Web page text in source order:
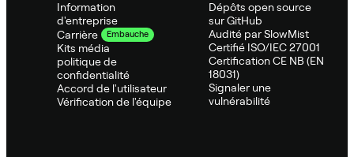
Information
d'entreprise
Carrière
Embauche
Kits média
politique de
confidentialité
Accord de l'utilisateur
Vérification de l'équipe
Dépôts open source
sur GitHub
Audité par SlowMist
Certifié ISO/IEC 27001
Certification CE NB (EN
18031)
Signaler une
vulnérabilité